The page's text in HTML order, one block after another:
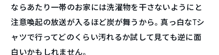
ならあたり一帯のお家には洗濯物を干さないようにと
注意喚起の放送が入るほど炭が舞うから。真っ白なTシ
ャツで行ってどのくらい汚れるか試して見ても逆に面
白いかもしれません。